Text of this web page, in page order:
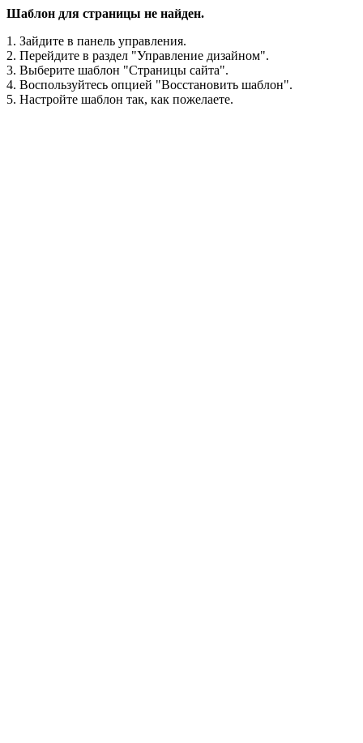
Шаблон для страницы не найден.
1. Зайдите в панель управления.
2. Перейдите в раздел "Управление дизайном".
3. Выберите шаблон "Страницы сайта".
4. Воспользуйтесь опцией "Восстановить шаблон".
5. Настройте шаблон так, как пожелаете.